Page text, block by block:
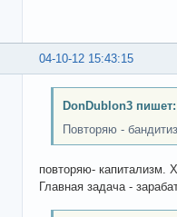
04-10-12 15:43:15
DonDublon3 пишет:
Повторяю -
повторяю-
Главная задача -